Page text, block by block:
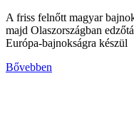
A friss felnőtt magyar
majd Olaszországban
Európa-bajnokságra készül
Bővebben